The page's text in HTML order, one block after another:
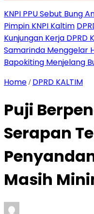
KNPI PPU Sebut Bung
Pimpin KNPI Kaltim
Kunjungan Kerja
Samarinda Menggelar
Bapokiting Menjelang
Home / DPRD KALTIM
Puji
Serapan
Masih